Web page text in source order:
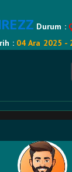
Durum :
: 04 Ara 2025 -